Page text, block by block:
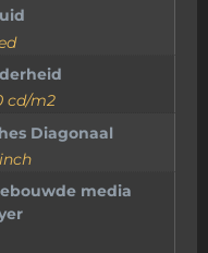
cd/m2
Diagonaal
media